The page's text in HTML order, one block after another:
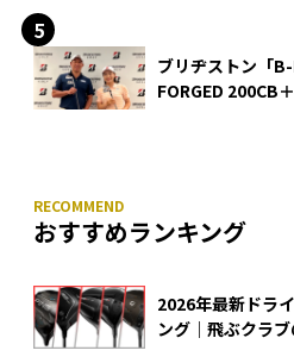
ブリヂストン「
FORGED
おすすめランキング
2026年最新ドラ
ング｜飛ぶクラ